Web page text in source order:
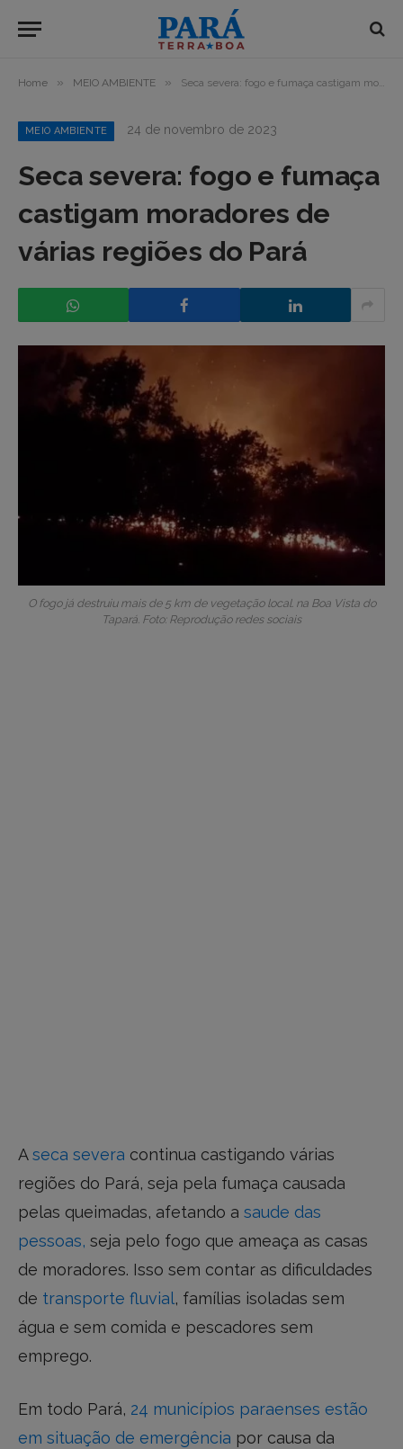
Home » MEIO AMBIENTE » Seca severa: fogo e fumaça castigam moradores de várias regiões do Pará
MEIO AMBIENTE 24 de novembro de 2023
Seca severa: fogo e fumaça
castigam moradores de
várias regiões do Pará
O fogo já destruiu mais de 5 km de vegetação local. na Boa Vista do
Tapará. Foto: Reprodução redes sociais
Aseca severa continua castigando várias
regiões do Pará, seja pela fumaça causada
pelas queimadas, afetando a saude das
pessoas, seja pelo fogo que ameaça as casas
de moradores. Isso sem contar as dificuldades
de transporte fluvial, famílias isoladas sem
água e sem comida e pescadores sem
emprego.
Em todo Pará, 24 municípios paraenses estão
em situação de emergência por causa da